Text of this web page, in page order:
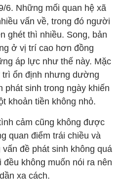
6. Những mối quan hệ xã
vấn về, trong đó người
ghét thì nhiều. Song, bản
ở vị trí cao hơn đồng
áp lực như thế này. Mặc
trì ổn định nhưng dường
phát sinh trong ngày khiến
khoản tiền không nhỏ.
cảm cũng không được
quan điểm trái chiều và
đề phát sinh không quá
không muốn nói ra nên
xa cách.